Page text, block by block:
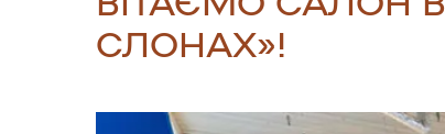
СЛОНАХ»!